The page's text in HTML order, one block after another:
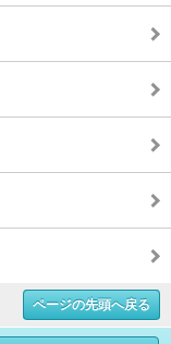
ページの先頭へ戻る